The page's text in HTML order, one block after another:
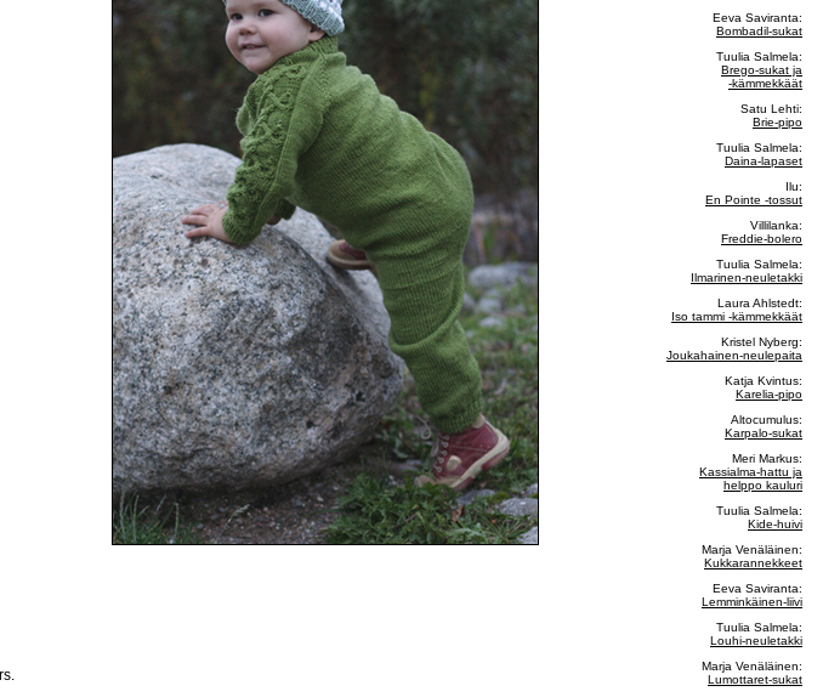
Eeva Saviranta:
Bombadil-sukat
Tuulia Salmela:
Brego-sukat ja
-kämmekkäät
Satu Lehti:
Brie-pipo
Tuulia Salmela:
Daina-lapaset
Ilu:
En Pointe -tossut
Villilanka:
Freddie-bolero
Tuulia Salmela:
Ilmarinen-neuletakki
Laura Ahlstedt:
Iso tammi -kämmekkäät
Kristel Nyberg:
Joukahainen-neulepaita
Katja Kvintus:
Karelia-pipo
Altocumulus:
Karpalo-sukat
Meri Markus:
Kassialma-hattu ja
helppo kauluri
Tuulia Salmela:
Kide-huivi
Marja Venäläinen:
Kukkarannekkeet
Eeva Saviranta:
Lemminkäinen-liivi
Tuulia Salmela:
Louhi-neuletakki
Marja Venäläinen:
Lumottaret-sukat